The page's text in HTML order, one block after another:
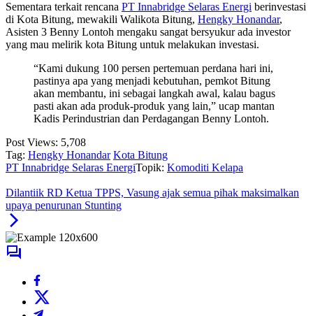
Sementara terkait rencana PT Innabridge Selaras Energi berinvestasi
di Kota Bitung, mewakili Walikota Bitung, Hengky Honandar,
Asisten 3 Benny Lontoh mengaku sangat bersyukur ada investor
yang mau melirik kota Bitung untuk melakukan investasi.
“Kami dukung 100 persen pertemuan perdana hari ini,
pastinya apa yang menjadi kebutuhan, pemkot Bitung
akan membantu, ini sebagai langkah awal, kalau bagus
pasti akan ada produk-produk yang lain,” ucap mantan
Kadis Perindustrian dan Perdagangan Benny Lontoh.
Post Views: 5,708
Tag: Hengky Honandar Kota Bitung
PT Innabridge Selaras EnergiTopik: Komoditi Kelapa
Dilantiik RD Ketua TPPS, Vasung ajak semua pihak maksimalkan
upaya penurunan Stunting